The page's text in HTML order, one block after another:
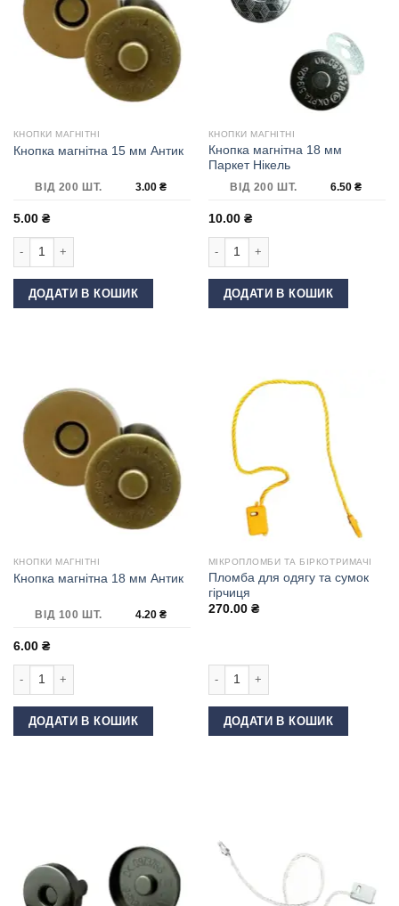
КНОПКИ МАГНІТНІ
Кнопка магнітна 15 мм Антик
ВІД 200 ШТ. 3.00 ₴
5.00 ₴
ДОДАТИ В КОШИК
КНОПКИ МАГНІТНІ
Кнопка магнітна 18 мм
Паркет Нікель
ВІД 200 ШТ. 6.50 ₴
10.00 ₴
ДОДАТИ В КОШИК
КНОПКИ МАГНІТНІ
Кнопка магнітна 18 мм Антик
ВІД 100 ШТ. 4.20 ₴
6.00 ₴
ДОДАТИ В КОШИК
МІКРОПЛОМБИ ТА БІРКОТРИМАЧІ
Пломба для одягу та сумок
гірчиця
270.00 ₴
ДОДАТИ В КОШИК